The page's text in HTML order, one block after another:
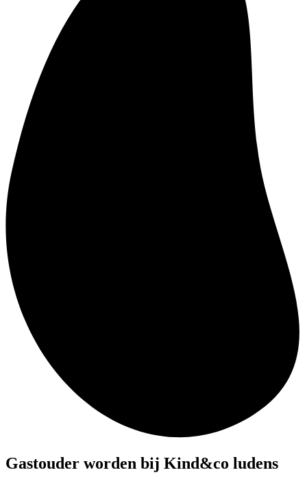
Gastouder worden bij Kind&co ludens